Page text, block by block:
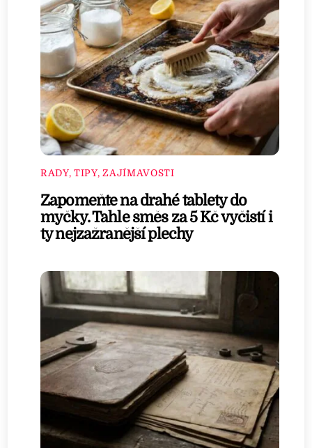
RADY, TIPY, ZAJÍMAVOSTI
Zapomeňte na drahé tablety do
myčky. Tahle směs za 5 Kč vyčistí i
ty nejzažranější plechy